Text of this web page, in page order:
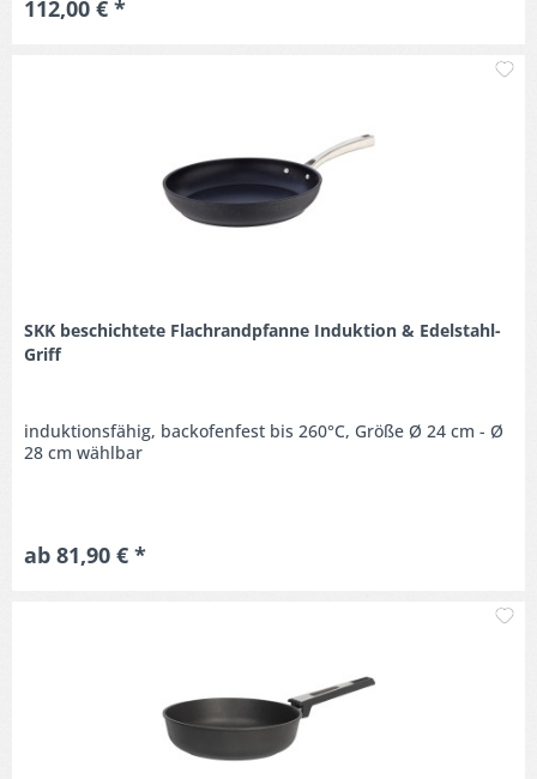
112,00 € *
SKK beschichtete Flachrandpfanne Induktion & Edelstahl-
Griff
induktionsfähig, backofenfest bis 260°C, Größe Ø 24 cm - Ø
28 cm wählbar
ab 81,90 € *